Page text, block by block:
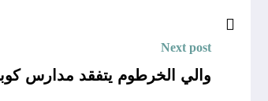
Next post
والي الخرطوم يتفقد مدارس